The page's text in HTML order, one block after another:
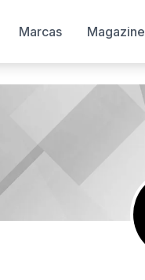
Marcas Magazine